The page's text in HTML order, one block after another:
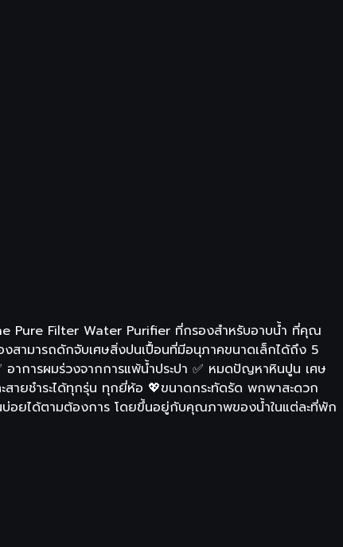
Pure Filter Water Purifier ที่กรองสำหรับอาบน้ำ ที่คุณ
สามารถดักจับเศษสิ่งปนเปื้อนที่มีอนุภาคขนาดเล็กได้ถึง 5
าการผมร่วงจากการแพ้น้ำประปา ✅ หมดปัญหาหินปูน เศษ
ายชำระได้ทุกรุ่น ทุกยี่ห้อ 💖ขนาดกระทัดรัด พกพาสะดวก
บ่อยได้ตามต้องการ โดยขึ้นอยู่กับคุณภาพของน้ำในแต่ละที่พัก